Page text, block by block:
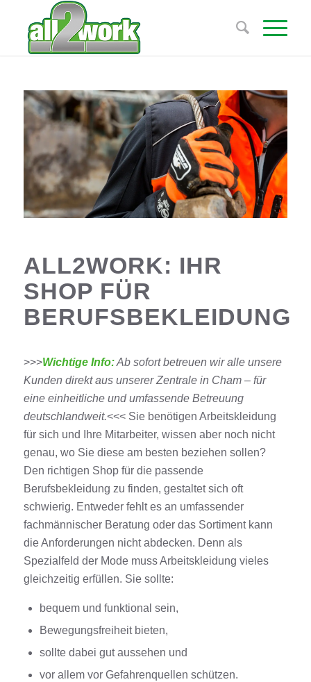
ALL2WORK: IHR
SHOP FÜR
BERUFSBEKLEIDUNG
>>>Wichtige Info:Ab sofort betreuen wir alle unsere
Kunden direkt aus unserer Zentrale in Cham – für
eine einheitliche und umfassende Betreuung
deutschlandweit.<<< Sie benötigen Arbeitskleidung
für sich und Ihre Mitarbeiter, wissen aber noch nicht
genau, wo Sie diese am besten beziehen sollen?
Den richtigen Shop für die passende
Berufsbekleidung zu finden, gestaltet sich oft
schwierig. Entweder fehlt es an umfassender
fachmännischer Beratung oder das Sortiment kann
die Anforderungen nicht abdecken. Denn als
Spezialfeld der Mode muss Arbeitskleidung vieles
gleichzeitig erfüllen. Sie sollte:
bequem und funktional sein,
Bewegungsfreiheit bieten,
sollte dabei gut aussehen und
vor allem vor Gefahrenquellen schützen.